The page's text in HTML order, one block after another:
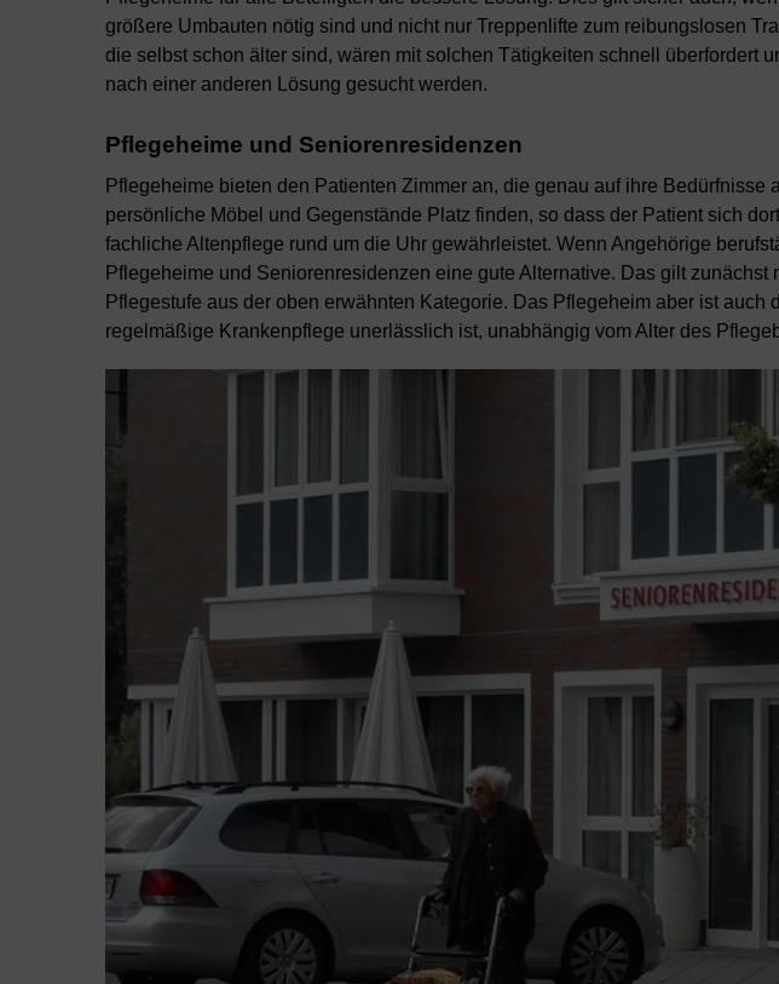
größere Umbauten nötig sind und nicht nur Treppenlifte zum reibungslosen
die selbst schon älter sind, wären mit solchen Tätigkeiten schnell überfordert
nach einer anderen Lösung gesucht werden.
Pflegeheime und Seniorenresidenzen
Pflegeheime bieten den Patienten Zimmer an, die genau auf ihre Bedürfnisse
persönliche Möbel und Gegenstände Platz finden, so dass der Patient sich
fachliche Altenpflege rund um die Uhr gewährleistet. Wenn Angehörige
Pflegeheime und Seniorenresidenzen eine gute Alternative. Das gilt
Pflegestufe aus der oben erwähnten Kategorie. Das Pflegeheim aber ist auch
regelmäßige Krankenpflege unerlässlich ist, unabhängig vom Alter des